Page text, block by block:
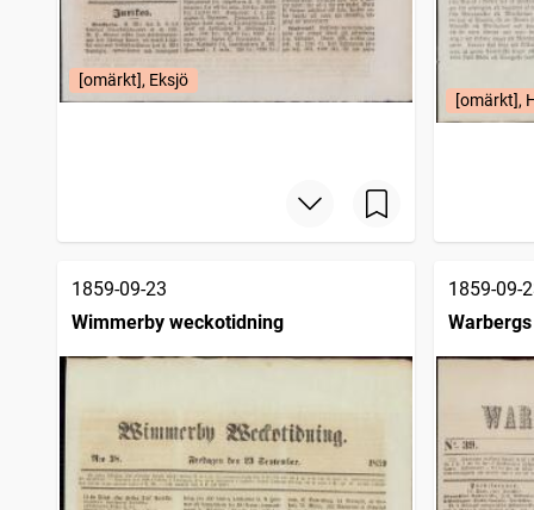
[omärkt], Eksjö
[omärkt],
1859-09-23
Wimmerby weckotidning
1859-09-